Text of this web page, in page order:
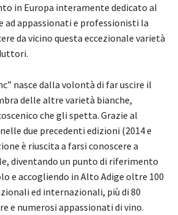
in Europa interamente dedicato al
ad appassionati e professionisti la
da vicino questa eccezionale varietà
nasce dalla volontà di far uscire il
delle altre varietà bianche,
che gli spetta. Grazie al
due precedenti edizioni (2014 e
è riuscita a farsi conoscere a
diventando un punto di riferimento
e accogliendo in Alto Adige oltre 100
ed internazionali, più di 80
e numerosi appassionati di vino.